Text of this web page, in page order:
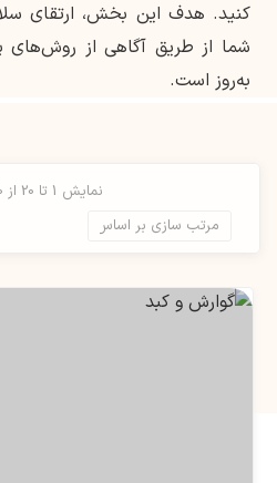
کنید. هدف این بخش، ارتقای
شما از طریق آگاهی از روش‌های
به‌روز است.
نمایش 1 تا 20 از 20 رکورد